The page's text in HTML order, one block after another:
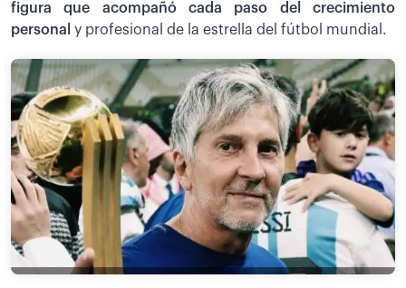
figura que acompañó cada paso del crecimiento
personal y profesional de la estrella del fútbol mundial.